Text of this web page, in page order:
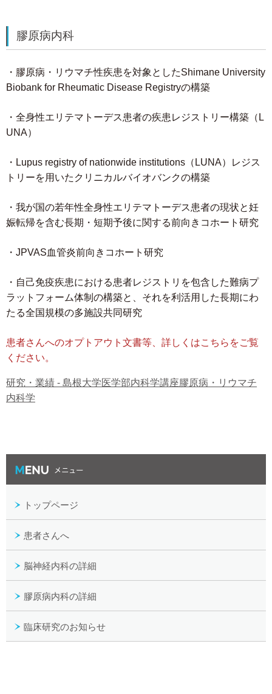
膠原病内科
・膠原病・リウマチ性疾患を対象としたShimane University
Biobank for Rheumatic Disease Registryの構築
・全身性エリテマトーデス患者の疾患レジストリー構築（L
UNA）
・Lupus registry of nationwide institutions（LUNA）レジス
トリーを用いたクリニカルバイオバンクの構築
・我が国の若年性全身性エリテマトーデス患者の現状と妊
娠転帰を含む長期・短期予後に関する前向きコホート研究
・JPVAS血管炎前向きコホート研究
・自己免疫疾患における患者レジストリを包含した難病プ
ラットフォーム体制の構築と、それを利活用した長期にわ
たる全国規模の多施設共同研究
患者さんへのオプトアウト文書等、詳しくはこちらをご覧
ください。
研究・業績 - 島根大学医学部内科学講座膠原病・リウマチ
内科学
トップページ
患者さんへ
脳神経内科の詳細
膠原病内科の詳細
臨床研究のお知らせ